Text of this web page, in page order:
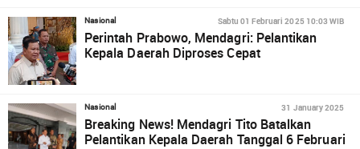
Nasional Sabtu 01 Februari 2025 10:03 WIB
Perintah Prabowo, Mendagri: Pelantikan
Kepala Daerah Diproses Cepat
Nasional 31 January 2025
Breaking News! Mendagri Tito Batalkan
Pelantikan Kepala Daerah Tanggal 6 Februari